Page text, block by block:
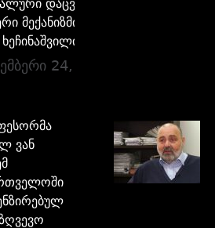
დაცვის
მექანიზმია –
24, 2024
ვან